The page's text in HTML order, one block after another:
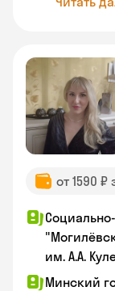
от 1590 ₽
им. А.А.
Минский